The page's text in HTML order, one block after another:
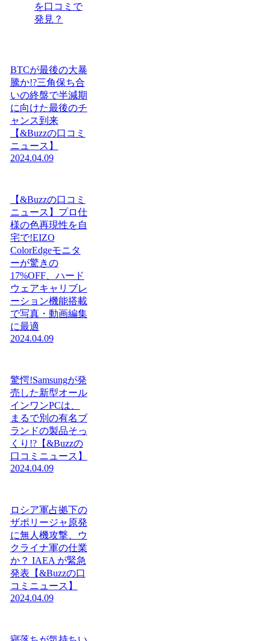
を口コミで
発見？
BTCが最後の大暴
騰か!?三角保ち合
いの終盤で半減期
に向けた最後のチ
ャンス到来
【&Buzzの口コミ
ニュース】
2024.04.09
【&Buzzの口コミ
ニュース】プロ仕
様の色再現性を自
宅で!EIZO
ColorEdgeモニタ
ーが驚きの
17%OFF、ハード
ウェアキャリブレ
ーション機能搭載
で写真・動画編集
に最適
2024.04.09
驚愕!Samsungが発
売した新型オール
インワンPCは、
まるで別の有名ブ
ランドの製品そっ
くり!?【&Buzzの
口コミニュース】
2024.04.09
ロシア軍占拠下の
ザポリージャ原発
に無人機攻撃、ウ
クライナ軍の仕業
か？ IAEA が緊急
発表【&Buzzの口
コミニュース】
2024.04.09